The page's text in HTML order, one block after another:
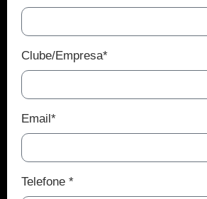
Clube/Empresa*
Email*
Telefone *